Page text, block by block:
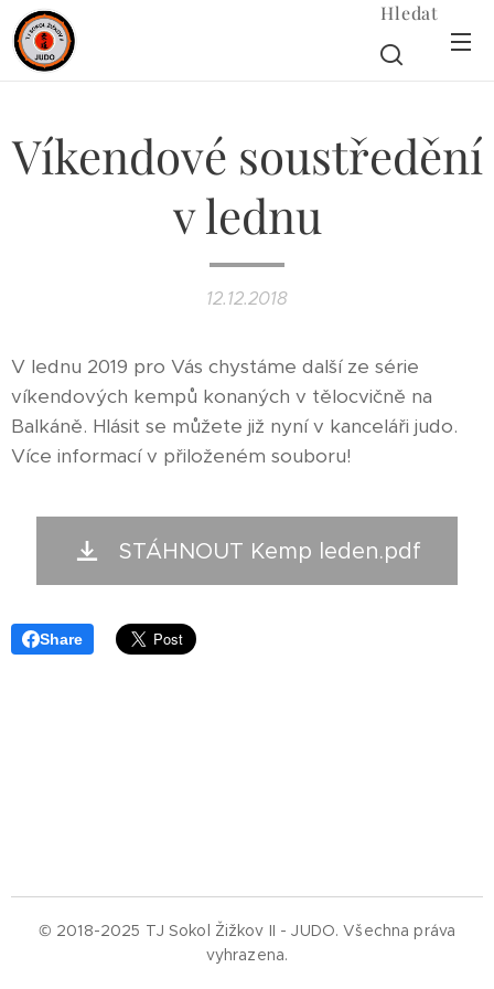
Hledat
Víkendové soustředění
v lednu
12.12.2018
V lednu 2019 pro Vás chystáme další ze série
víkendových kempů konaných v tělocvičně na
Balkáně. Hlásit se můžete již nyní v kanceláři judo.
Více informací v přiloženém souboru!
STÁHNOUT Kemp leden.pdf
Share
© 2018-2025 TJ Sokol Žižkov II - JUDO. Všechna práva
vyhrazena.